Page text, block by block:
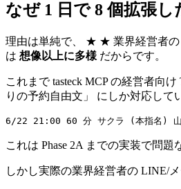
なぜ 1 日で 8 個拡張し
理由は単純で、 ★ ★ 業界経営者の
は 想像以上に多様 だからです。
これまで tasteck MCP の経営者向
りの予約自由文」 にしか対応して
これは Phase 2A までの実装で問題
しかし実際の業界経営者の LINE/